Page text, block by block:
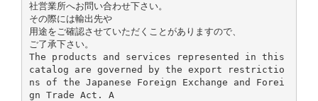
社営業所へお問い合わせ下さい。
その際には輸出先や
用途をご確認させていただくことがありますので、
ご了承下さい。
The products and services represented in this
catalog are governed by the export restrictio
ns of the Japanese Foreign Exchange and Forei
gn Trade Act. A